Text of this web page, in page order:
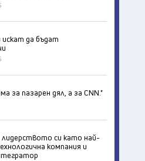
да бъдат
за пазарен дял, а за CNN."
лидерството си като най-
компания и